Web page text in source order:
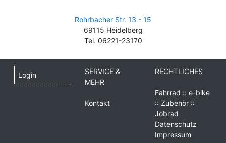
Rohrbacher Str. 13 - 15
69115 Heidelberg
Tel. 06221-23170
Login
SERVICE &
MEHR
Kontakt
RECHTLICHES
Fahrrad :: e-bike
:: Zubehör ::
Jobrad
Datenschutz
Impressum